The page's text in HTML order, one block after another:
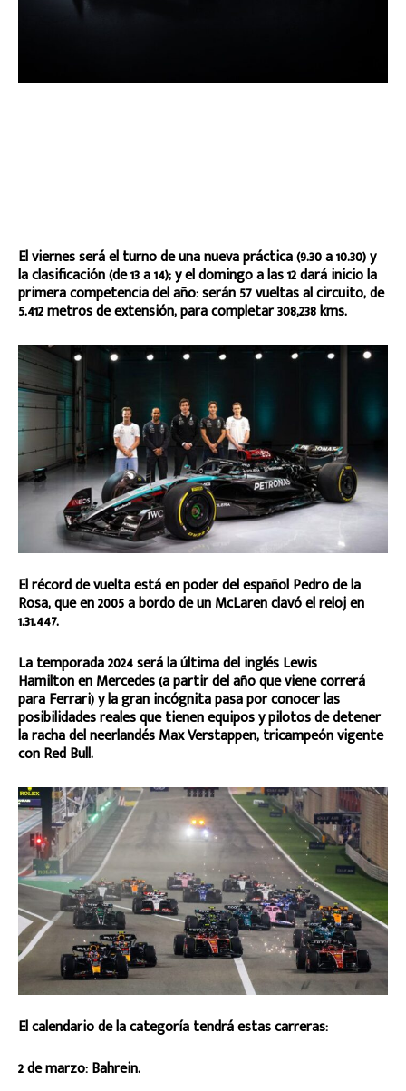
El viernes será el turno de una nueva práctica (9.30 a 10.30) y
la clasificación (de 13 a 14); y el domingo a las 12 dará inicio la
primera competencia del año: serán 57 vueltas al circuito, de
5.412 metros de extensión, para completar 308,238 kms.
El récord de vuelta está en poder del español Pedro de la
Rosa, que en 2005 a bordo de un McLaren clavó el reloj en
1.31.447.
La temporada 2024 será la última del inglés Lewis
Hamilton en Mercedes (a partir del año que viene correrá
para Ferrari) y la gran incógnita pasa por conocer las
posibilidades reales que tienen equipos y pilotos de detener
la racha del neerlandés Max Verstappen, tricampeón vigente
con Red Bull.
El calendario de la categoría tendrá estas carreras:
2 de marzo: Bahrein.